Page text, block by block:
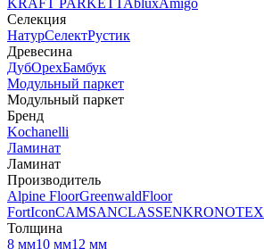
KRAFT PARKETTAbluxAmigo
Селекция
НатурСелектРустик
Древесина
ДубОрехБамбук
Модульный паркет
Модульный паркет
Бренд
Kochanelli
Ламинат
Ламинат
Производитель
Alpine FloorGreenwaldFloor
FortIconCAMSANCLASSENKRONOTEX
Толщина
8 мм10 мм12 мм